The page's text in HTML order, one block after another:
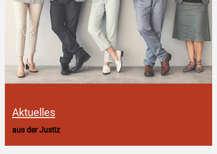
Aktuelles
aus der Justiz